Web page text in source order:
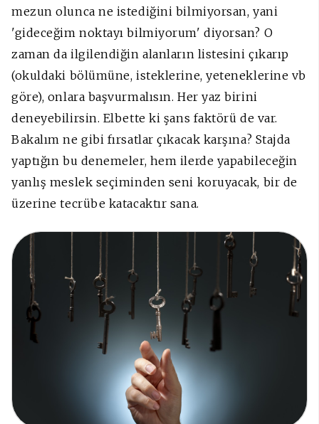
mezun olunca ne istediğini bilmiyorsan, yani
'gideceğim noktayı bilmiyorum' diyorsan? O
zaman da ilgilendiğin alanların listesini çıkarıp
(okuldaki bölümüne, isteklerine, yeteneklerine vb
göre), onlara başvurmalısın. Her yaz birini
deneyebilirsin. Elbette ki şans faktörü de var.
Bakalım ne gibi fırsatlar çıkacak karşına? Stajda
yaptığın bu denemeler, hem ilerde yapabileceğin
yanlış meslek seçiminden seni koruyacak, bir de
üzerine tecrübe katacaktır sana.